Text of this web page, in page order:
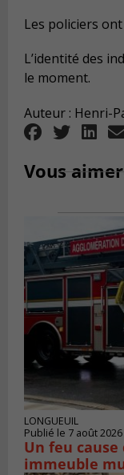
Les policiers
L’identité des
le moment.
Auteur : Henri-
Vous
LONGUEUIL
Publié le 7 août 2026
Un feu
immeuble